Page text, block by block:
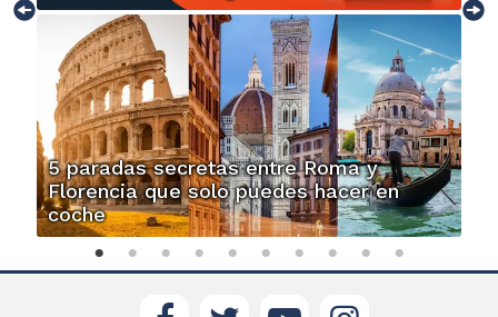
5 paradas secretas entre Roma y
Florencia que solo puedes hacer en
coche